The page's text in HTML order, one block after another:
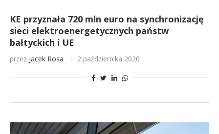
KE przyznała 720 mln euro na synchronizację
sieci elektroenergetycznych państw
bałtyckich i UE
przez Jacek Rosa 2 października 2020